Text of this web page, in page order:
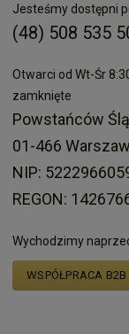
Jesteśmy dostępni
(48) 508 535
Otwarci od Wt-Śr
zamknięte
Powstańców
01-466
NIP:
REGON:
Wychodzimy
WSPÓŁPRACA B2B